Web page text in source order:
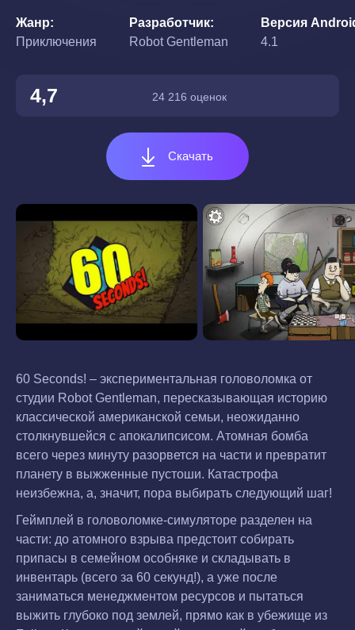
Жанр
Приключения
Разработчик
Robot Gentleman
Версия
4.1
4,7 24 216 оценок
Скачать
60 Seconds! – экспериментальная головоломка от
студии Robot Gentleman, пересказывающая историю
классической американской семьи, неожиданно
столкнувшейся с апокалипсисом. Атомная бомба
всего через минуту разорвется на части и превратит
планету в выжженные пустоши. Катастрофа
неизбежна, а, значит, пора выбирать следующий шаг!
Геймплей в головоломке-симуляторе разделен на
части: до атомного взрыва предстоит собирать
припасы в семейном особняке и складывать в
инвентарь (всего за 60 секунд!), а уже после
заниматься менеджментом ресурсов и пытаться
выжить глубоко под землей, прямо как в убежище из